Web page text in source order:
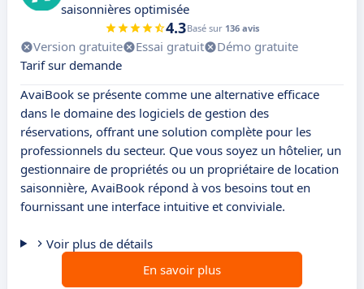
saisonnières optimisée
4.3Basé sur 136 avis
Version gratuite Essai gratuit
Démo gratuite
Tarif sur demande
AvaiBook se présente comme une alternative efficace
dans le domaine des logiciels de gestion des
réservations, offrant une solution complète pour les
professionnels du secteur. Que vous soyez un hôtelier, un
gestionnaire de propriétés ou un propriétaire de location
saisonnière, AvaiBook répond à vos besoins tout en
fournissant une interface intuitive et conviviale.
Voir plus de détails
En savoir plus